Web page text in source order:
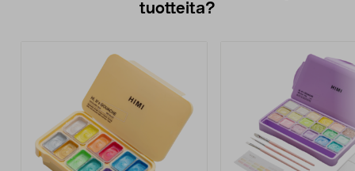
tuotteita?